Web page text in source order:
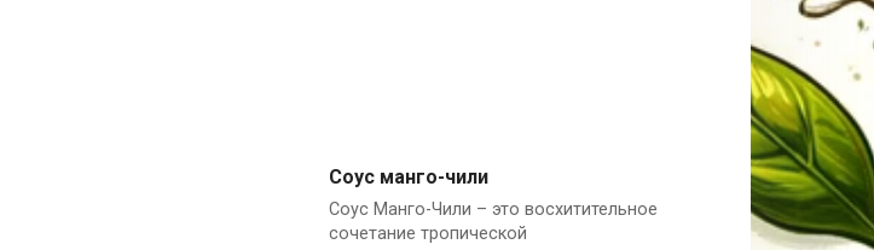
Манго
Соус манго-чили
Соус Манго-Чили – это восхитительное
сочетание тропической